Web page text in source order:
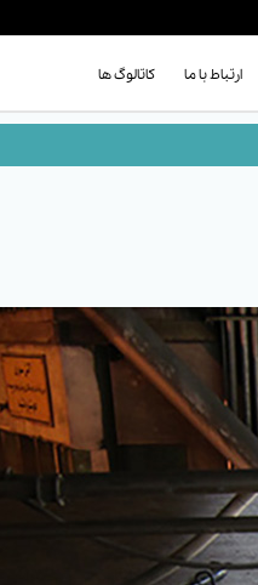
ارتباط با ما کاتالوگ ها